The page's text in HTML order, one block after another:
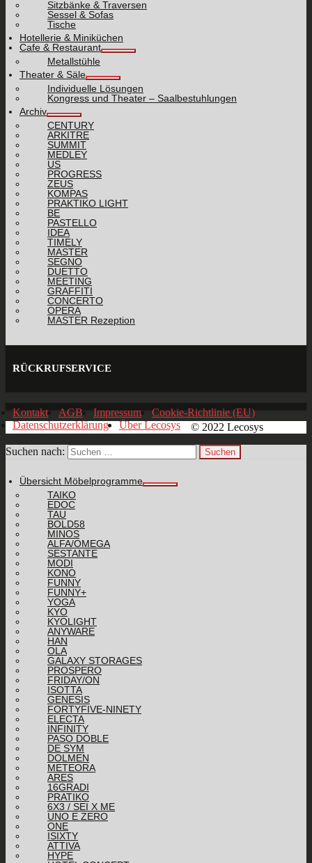
Sitzbänke & Traversen
Sessel & Sofas
Tische
Hotellerie & Miniküchen
Cafe & Restaurant
Metallstühle
Theater & Säle
Individuelle Lösungen
Kongress und Theater – Saalbestuhlungen
Archiv
CENTURY
ARKITRE
SUMMIT
MEDLEY
US
PROGRESS
ZEUS
KOMPAS
PRAKTIKO LIGHT
BE
PASTELLO
IDEA
TIMELY
MASTER
SEGNO
DUETTO
MEETING
GRAFFITI
CONCERTO
OPERA
MASTER Rezeption
RÜCKRUFSERVICE
Kontakt AGB Impressum
Cookie-Richtlinie (EU)
Datenschutzerklärung
Über Lecosys © 2022 Lecosys
Suchen nach:
Übersicht Möbelprogramme
TAIKO
EDOC
TAU
BOLD58
MINOS
ALFA/OMEGA
SESTANTE
MODI
KONO
FUNNY
FUNNY+
YOGA
KYO
KYOLIGHT
ANYWARE
HAN
OLA
GALAXY STORAGES
PROSPERO
FRIDAY/ON
ISOTTA
GENESIS
FORTYFIVE-NINETY
ELECTA
INFINITY
PASO DOBLE
DE SYM
DOLMEN
METEORA
ARES
16GRADI
PRATIKO
6X3 / SEI X ME
UNO E ZERO
ONE
ISIXTY
ATTIVA
HYPE